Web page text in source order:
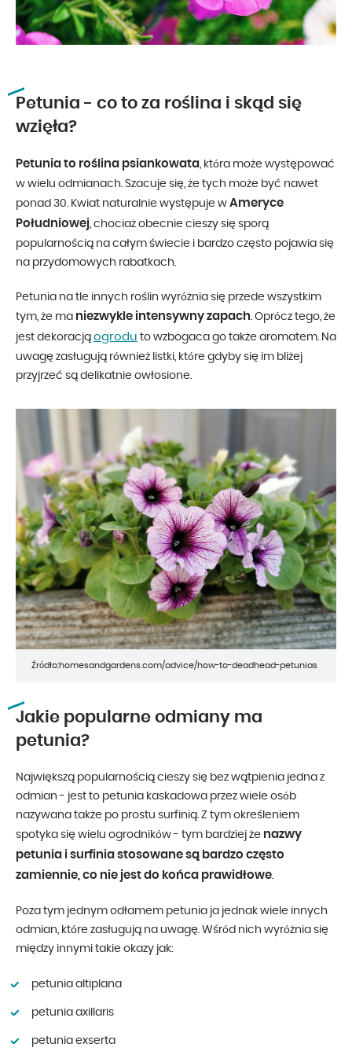
Petunia - co to za roślina i skąd się
wzięła?
Petunia to roślina psiankowata, która może występować
w wielu odmianach. Szacuje się, że tych może być nawet
ponad 30. Kwiat naturalnie występuje w Ameryce
Południowej, chociaż obecnie cieszy się sporą
popularnością na całym świecie i bardzo często pojawia się
na przydomowych rabatkach.
Petunia na tle innych roślin wyróżnia się przede wszystkim
tym, że ma niezwykle intensywny zapach. Oprócz tego, że
jest dekoracją ogrodu to wzbogaca go także aromatem. Na
uwagę zasługują również listki, które gdyby się im bliżej
przyjrzeć są delikatnie owłosione.
Źródło:homesandgardens.com/advice/how-to-deadhead-petunias
Jakie popularne odmiany ma
petunia?
Największą popularnością cieszy się bez wątpienia jedna z
odmian - jest to petunia kaskadowa przez wiele osób
nazywana także po prostu surfinią. Z tym określeniem
spotyka się wielu ogrodników - tym bardziej że nazwy
petunia i surfinia stosowane są bardzo często
zamiennie, co nie jest do końca prawidłowe.
Poza tym jednym odłamem petunia ja jednak wiele innych
odmian, które zasługują na uwagę. Wśród nich wyróżnia się
między innymi takie okazy jak:
petunia altiplana
petunia axillaris
petunia exserta